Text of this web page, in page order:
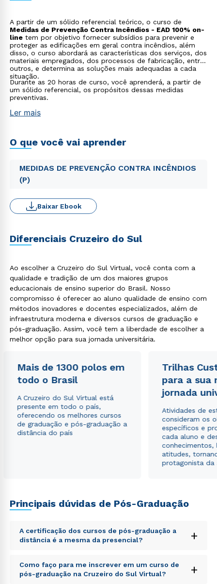
A partir de um sólido referencial teórico, o curso de
Medidas de Prevenção Contra Incêndios - EAD 100% on-
line tem por objetivo fornecer subsídios para prevenir e
proteger as edificações em geral contra incêndios, além
disso, o curso abordará as características dos serviços, dos
materiais empregados, dos processos de fabricação, entre
outros, e determina as soluções mais adequadas a cada
situação.
Durante as 20 horas de curso, você aprenderá, a partir de
um sólido referencial, os propósitos dessas medidas
preventivas.
Ler mais
O que você vai aprender
MEDIDAS DE PREVENÇÃO CONTRA INCÊNDIOS
(P)
Baixar Ebook
Diferenciais Cruzeiro do Sul
Ao escolher a Cruzeiro do Sul Virtual, você conta com a
qualidade e tradição de um dos maiores grupos
educacionais de ensino superior do Brasil. Nosso
compromisso é oferecer ao aluno qualidade de ensino com
métodos inovadores e docentes especializados, além de
infraestrutura moderna e diversos cursos de graduação e
pós-graduação. Assim, você tem a liberdade de escolher a
melhor opção para sua jornada universitária.
Mais de 1300 polos em
todo o Brasil
A Cruzeiro do Sul Virtual está
presente em todo o país,
oferecendo os melhores cursos
de graduação e pós-graduação a
distância do país
Trilhas
para a sua
jornada
Atividades de
consideram os
específicos e
cada aluno e
conhecimentos,
atitudes,
protagonista da
Principais dúvidas de Pós-Graduação
A certificação dos cursos de pós-graduação a
distância é a mesma da presencial?
+
Sed ut perspiciatis unde omnis iste natus error sit
voluptatem accusantium doloremque laudantium,
totam rem aperiam, eaque ipsa quae ab illo inventore
Como faço para me inscrever em um curso de
pós-graduação na Cruzeiro do Sul Virtual?
+
ou
Política de Privacidade.e
autorizo que meus dados sejam utilizados para o